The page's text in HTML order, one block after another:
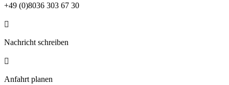
+49 (0)8036 303 67 30

Nachricht schreiben

Anfahrt planen